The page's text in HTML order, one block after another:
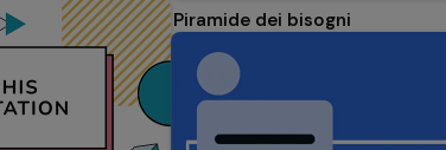
Piramide dei bisogni